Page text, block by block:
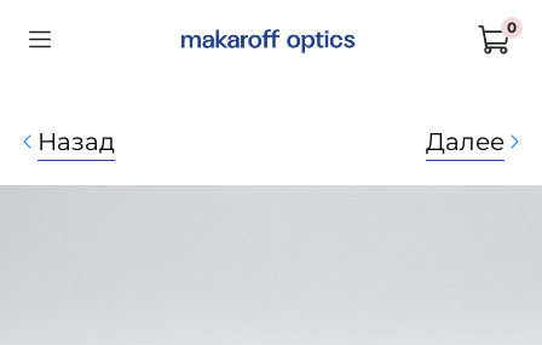
0
Назад Далее